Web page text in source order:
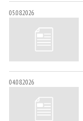
05.08.2026
04.08.2026